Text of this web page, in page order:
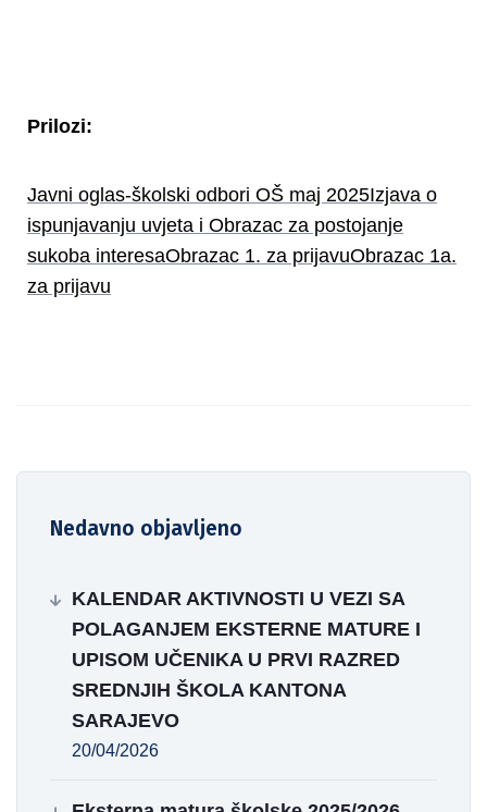
Prilozi:
Javni oglas-školski odbori OŠ maj 2025Izjava o
ispunjavanju uvjeta i Obrazac za postojanje
sukoba interesaObrazac 1. za prijavuObrazac 1a.
za prijavu
Nedavno objavljeno
KALENDAR AKTIVNOSTI U VEZI SA
POLAGANJEM EKSTERNE MATURE I
UPISOM UČENIKA U PRVI RAZRED
SREDNJIH ŠKOLA KANTONA
SARAJEVO
20/04/2026